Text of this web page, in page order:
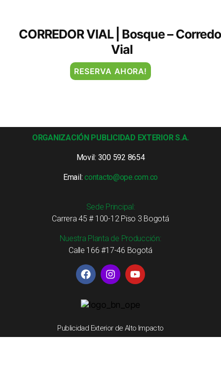
CORREDOR VIAL | Bosque –
Vial
RESERVA AHORA!
ORGANIZACIÓN PUBLICIDAD EXTERIOR S.A.
Movil: 300 592 8654
Email:contacto@ope.com.co
Sede Principal:
Carrera 45 # 100-12 Piso 3 Bogotá
Nuestra Planta de Producción:
Calle 166 #17-46 Bogotá
Publicidad Exterior de Alto Impacto